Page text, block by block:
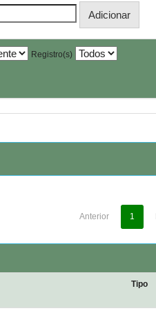
Registro(s)
Anterior 1
Tipo